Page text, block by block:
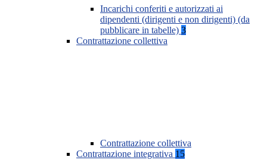
Incarichi conferiti e autorizzati ai
dipendenti (dirigenti e non dirigenti) (da
pubblicare in tabelle) 3
Contrattazione collettiva
Contrattazione collettiva
Contrattazione integrativa 15